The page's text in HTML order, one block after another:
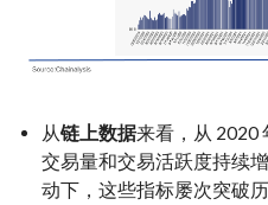
从链上数据来看，从 2020
交易量和交易活跃度持续
动下，这些指标屡次突破